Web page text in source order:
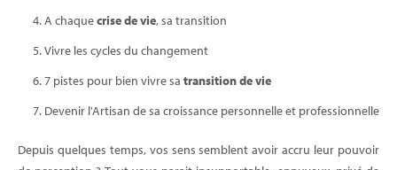
A chaquecrise de vie, sa transition
Vivre les cycles du changement
7 pistes pour bien vivre sa transition de vie
Devenir l'Artisan de sa croissance personnelle et professionnelle
Depuis quelques temps, vos sens semblent avoir accru leur pouvoir